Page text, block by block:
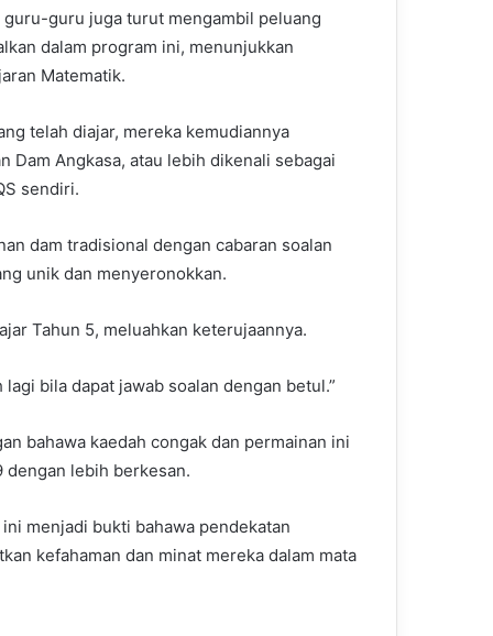
guru-guru juga turut mengambil peluang
dalam program ini, menunjukkan
Matematik.
telah diajar, mereka kemudiannya
Dam Angkasa, atau lebih dikenali sebagai
sendiri.
dam tradisional dengan cabaran soalan
unik dan menyeronokkan.
Tahun 5, meluahkan keterujaannya.
bila dapat jawab soalan dengan betul.”
bahawa kaedah congak dan permainan ini
dengan lebih berkesan.
menjadi bukti bahawa pendekatan
kefahaman dan minat mereka dalam mata